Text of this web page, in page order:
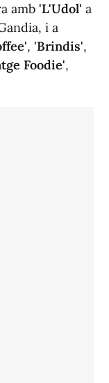
amb 'L'Udol' a
i a
, 'Brindis',
Foodie',